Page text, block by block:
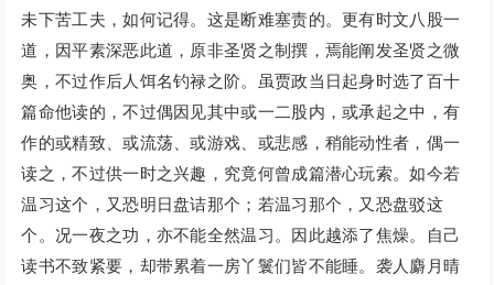
未下苦工夫，如何记得。这是断难塞责的。更有时文八股一
道，因平素深恶此道，原非圣贤之制撰，焉能阐发圣贤之微
奥，不过作后人饵名钓禄之阶。虽贾政当日起身时选了百十
篇命他读的，不过偶因见其中或一二股内，或承起之中，有
作的或精致、或流荡、或游戏、或悲感，稍能动性者，偶一
读之，不过供一时之兴趣，究竟何曾成篇潜心玩索。如今若
温习这个，又恐明日盘诘那个；若温习那个，又恐盘驳这
个。况一夜之功，亦不能全然温习。因此越添了焦燥。自己
读书不致紧要，却带累着一房丫鬟们皆不能睡。袭人麝月晴